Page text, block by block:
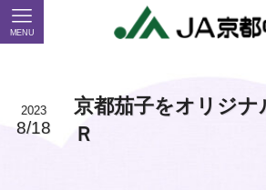
MENU
京都茄子をオリジナ
Ｒ
2023
8/18